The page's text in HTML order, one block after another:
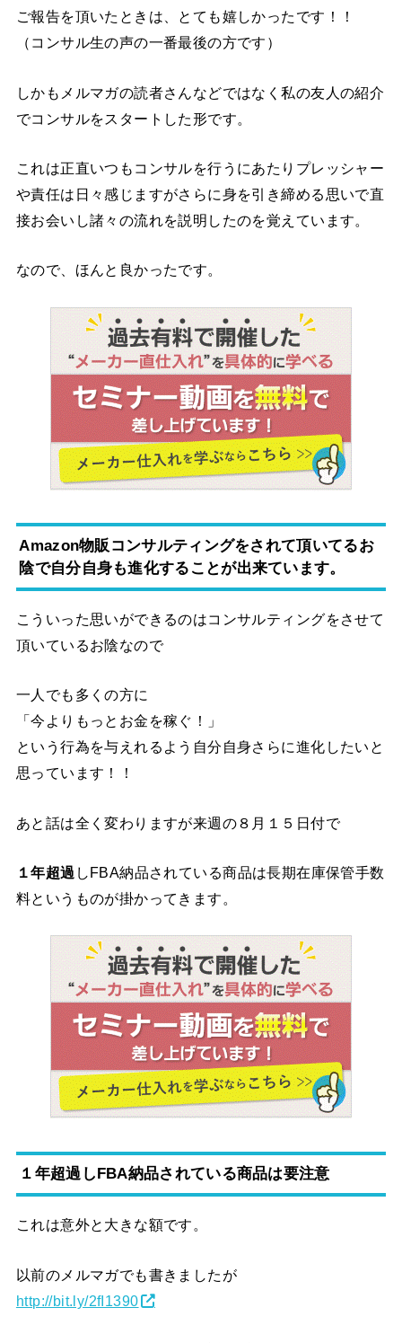
ご報告を頂いたときは、とても嬉しかったです！！
（コンサル生の声の一番最後の方です）
しかもメルマガの読者さんなどではなく私の友人の紹介
でコンサルをスタートした形です。
これは正直いつもコンサルを行うにあたりプレッシャー
や責任は日々感じますがさらに身を引き締める思いで直
接お会いし諸々の流れを説明したのを覚えています。
なので、ほんと良かったです。
Amazon物販コンサルティングをされて頂いてるお
陰で自分自身も進化することが出来ています。
こういった思いができるのはコンサルティングをさせて
頂いているお陰なので
一人でも多くの方に
「今よりもっとお金を稼ぐ！」
という行為を与えれるよう自分自身さらに進化したいと
思っています！！
あと話は全く変わりますが来週の８月１５日付で
１年超過 しFBA納品されている商品は長期在庫保管手数
料というものが掛かってきます。
１年超過 しFBA納品されている商品は要注意
これは意外と大きな額です。
以前のメルマガでも書きましたが
http://bit.ly/2fI1390